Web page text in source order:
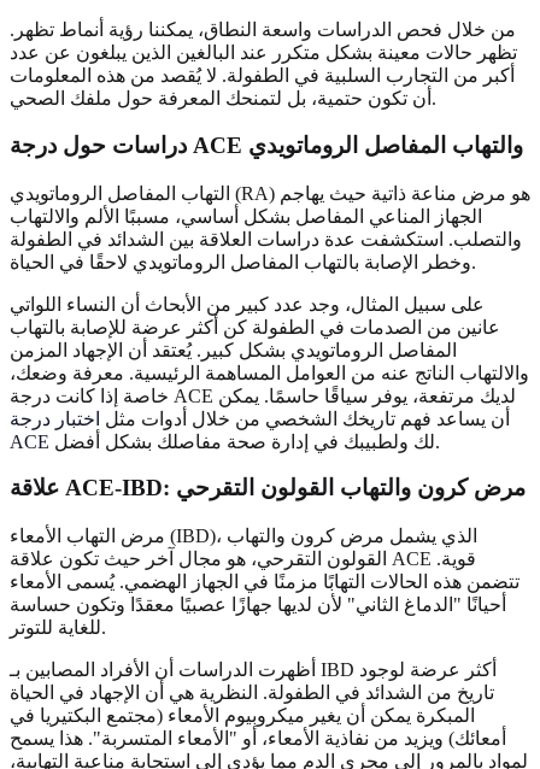
من خلال فحص الدراسات واسعة النطاق، يمكننا رؤية أنماط تظهر.
تظهر حالات معينة بشكل متكرر عند البالغين الذين يبلغون عن عدد
أكبر من التجارب السلبية في الطفولة. لا يُقصد من هذه المعلومات
أن تكون حتمية، بل لتمنحك المعرفة حول ملفك الصحي.
دراسات حول درجة ACE والتهاب المفاصل الروماتويدي
التهاب المفاصل الروماتويدي (RA) هو مرض مناعة ذاتية حيث يهاجم
الجهاز المناعي المفاصل بشكل أساسي، مسببًا الألم والالتهاب
والتصلب. استكشفت عدة دراسات العلاقة بين الشدائد في الطفولة
وخطر الإصابة بالتهاب المفاصل الروماتويدي لاحقًا في الحياة.
على سبيل المثال، وجد عدد كبير من الأبحاث أن النساء اللواتي
عانين من الصدمات في الطفولة كن أكثر عرضة للإصابة بالتهاب
المفاصل الروماتويدي بشكل كبير. يُعتقد أن الإجهاد المزمن
والالتهاب الناتج عنه من العوامل المساهمة الرئيسية. معرفة وضعك،
خاصة إذا كانت درجة ACE لديك مرتفعة، يوفر سياقًا حاسمًا. يمكن
أن يساعد فهم تاريخك الشخصي من خلال أدوات مثل اختبار درجة
ACE
لك ولطبيبك في إدارة صحة مفاصلك بشكل أفضل.
علاقة ACE-IBD: مرض كرون والتهاب القولون التقرحي
مرض التهاب الأمعاء (IBD)، الذي يشمل مرض كرون والتهاب
القولون التقرحي، هو مجال آخر حيث تكون علاقة ACE قوية.
تتضمن هذه الحالات التهابًا مزمنًا في الجهاز الهضمي. يُسمى الأمعاء
أحيانًا "الدماغ الثاني" لأن لديها جهازًا عصبيًا معقدًا وتكون حساسة
للغاية للتوتر.
أظهرت الدراسات أن الأفراد المصابين بـ IBD أكثر عرضة لوجود
تاريخ من الشدائد في الطفولة. النظرية هي أن الإجهاد في الحياة
المبكرة يمكن أن يغير ميكروبيوم الأمعاء (مجتمع البكتيريا في
أمعائك) ويزيد من نفاذية الأمعاء، أو "الأمعاء المتسربة". هذا يسمح
لمواد بالمرور إلى مجرى الدم مما يؤدي إلى استجابة مناعية التهابية،